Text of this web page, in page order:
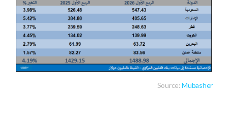
Source:Mubasher